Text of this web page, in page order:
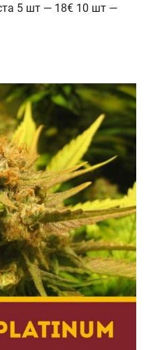
5 шт — 18€ 10 шт —